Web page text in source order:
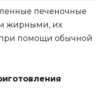
печеночные
жирными, их
помощи обычной